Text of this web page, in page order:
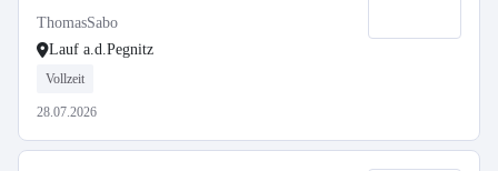
ThomasSabo
Lauf a.d.Pegnitz
Vollzeit
28.07.2026